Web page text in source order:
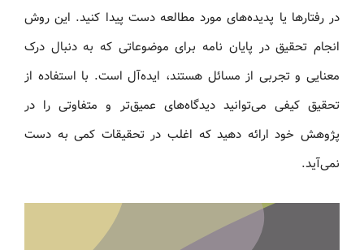
در رفتارها یا پدیده‌های مورد مطالعه دست پیدا کنید. این روش
انجام تحقیق در پایان‌ نامه برای موضوعاتی که به دنبال درک
معنایی و تجربی از مسائل هستند، ایده‌آل است. با استفاده از
تحقیق کیفی می‌توانید دیدگاه‌های عمیق‌تر و متفاوتی را در
پژوهش خود ارائه دهید که اغلب در تحقیقات کمی به دست
نمی‌آید.